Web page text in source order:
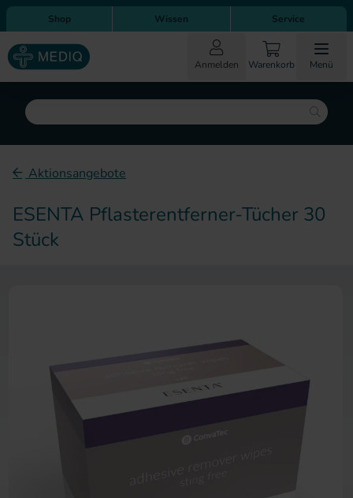
Direkt zum Inhalt
Direkt zur Hauptnavigation
Shop Wissen Service
Anmelden Warenkorb Menü
Suche
Aktionsangebote
ESENTA Pflasterentferner-Tücher 30
Stück